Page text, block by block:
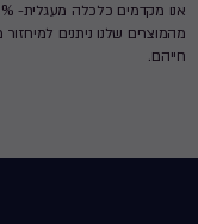
אנו
מהמוצרים שלנו ניתנים
חייהם.